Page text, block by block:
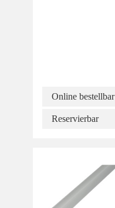
Online bestellbar
Reservierbar